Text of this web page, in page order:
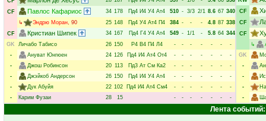
CF
Павлос Кафариос 34 178 Пд4 И4 У4 Ат4 510 - 3/3 2/1 8.6 67 340
↳
Эндрю Моран, 90 25 148 Пд4 У4 Ат4 П4 384 - - - 4.8 87 338
CF
Кристиан Шипек 34 167 Пд4 Г4 У4 Ат4 549 - 1/1 - 5.8 64 344
GK
Личабо Табисо 26 150 Р4 В4 П4 Л4 - - - - - -
-
-
Ануват Юнгюен 24 126 Пд4 И4 Ат4 От4 - - - - - -
-
-
Джош Робинсон 20 113 Пд3 Ат См Ка2 - - - - - -
-
-
Джэйкоб Андерсон 26 150 Пд4 И4 У4 Ат4 - - - - - -
-
-
Дук Абуйя 22 102 Пд4 И4 Ат4 См4 - - - - - -
-
-
Карим Фузаи 28 15 - - - - - - -
CF
CF
CF
↳
GK
-
-
-
-
Лента событий: